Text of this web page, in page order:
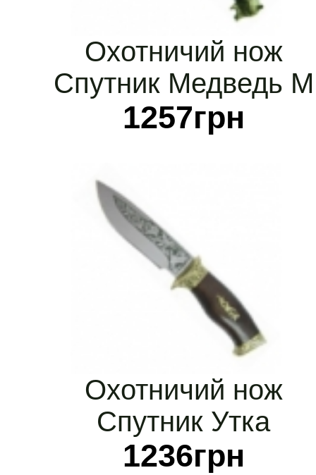
1257грн
Охотничий нож
Спутник Медведь М
1236грн
Охотничий нож
Спутник Утка